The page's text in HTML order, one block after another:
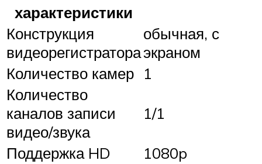
характеристики
Конструкция
видеорегистратора
обычная, с
экраном
Количество камер 1
Количество
каналов записи
видео/звука
1/1
Поддержка HD 1080p